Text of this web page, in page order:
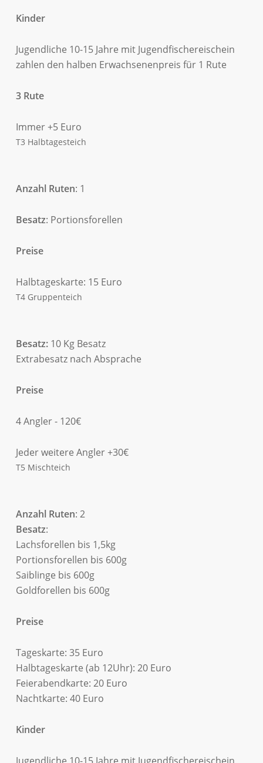
Kinder
Jugendliche 10-15 Jahre mit Jugendfischereischein
zahlen den halben Erwachsenenpreis für 1 Rute
3 Rute
Immer +5 Euro
T3 Halbtagesteich
Anzahl Ruten: 1
Besatz: Portionsforellen
Preise
Halbtageskarte: 15 Euro
T4 Gruppenteich
Besatz:10 Kg Besatz
Extrabesatz nach Absprache
Preise
4 Angler - 120€
Jeder weitere Angler +30€
T5 Mischteich
Anzahl Ruten: 2
Besatz:
Lachsforellen bis 1,5kg
Portionsforellen bis 600g
Saiblinge bis 600g
Goldforellen bis 600g
Preise
Tageskarte: 35 Euro
Halbtageskarte (ab 12Uhr): 20 Euro
Feierabendkarte: 20 Euro
Nachtkarte: 40 Euro
Kinder